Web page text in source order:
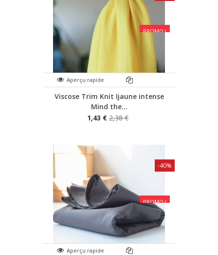
PROMO !
Aperçu rapide
Viscose Trim Knit Ijaune intense
Mind the...
1,43 € 2,38 €
PROMO !
Aperçu rapide
-40%